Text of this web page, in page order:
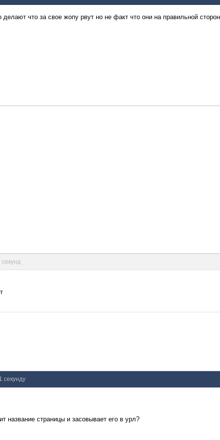
делают что за свое жопу рвут но не факт что они на правильной
секунду
название страницы и засовывает его в урл?